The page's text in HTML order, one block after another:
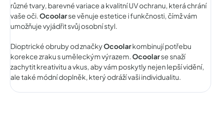
různé tvary, barevné variace a kvalitní UV ochranu, která chrání
vaše oči.Ocoolarse věnuje estetice i funkčnosti, čímž vám
umožňuje vyjádřit svůj osobní styl.
Dioptrické obruby od značkyOcoolarkombinují potřebu
korekce zraku s uměleckým výrazem.Ocoolarse snaží
zachytit kreativitu a vkus, aby vám poskytly nejen lepší vidění,
ale také módní doplněk, který odráží vaši individualitu.